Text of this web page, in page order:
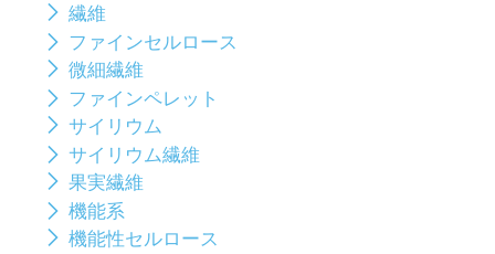
繊維
ファインセルロース
微細繊維
ファインペレット
サイリウム
サイリウム繊維
果実繊維
機能系
機能性セルロース